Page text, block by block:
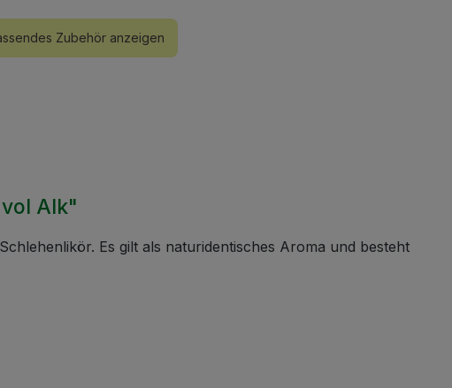
Zubehör anzeigen
Alk"
Es gilt als naturidentisches Aroma und besteht